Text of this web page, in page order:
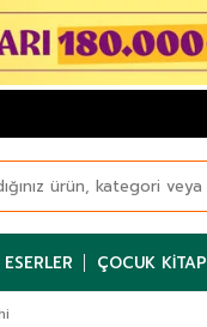
ÇOCUK KITAP